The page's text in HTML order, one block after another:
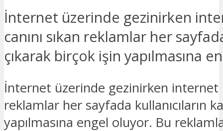
İnternet üzerinde gezinirken
canını sıkan reklamlar her
çıkarak birçok işin yapılmasına
İnternet üzerinde gezinirken internet
reklamlar her sayfada kullanıcıların
yapılmasına engel oluyor. Bu